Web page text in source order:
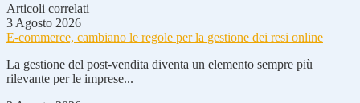
Articoli correlati
3 Agosto 2026
E-commerce, cambiano le regole per la gestione dei resi online
La gestione del post-vendita diventa un elemento sempre più
rilevante per le imprese...